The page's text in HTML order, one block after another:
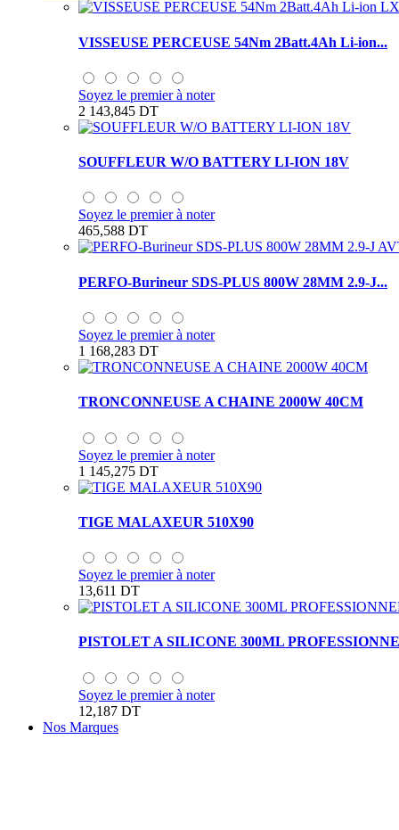
VISSEUSE PERCEUSE 54Nm 2Batt.4Ah Li-ion...
Soyez le premier à noter
2 143,845 DT
SOUFFLEUR W/O BATTERY LI-ION 18V
Soyez le premier à noter
465,588 DT
PERFO-Burineur SDS-PLUS 800W 28MM 2.9-J...
Soyez le premier à noter
1 168,283 DT
TRONCONNEUSE A CHAINE 2000W 40CM
Soyez le premier à noter
1 145,275 DT
TIGE MALAXEUR 510X90
Soyez le premier à noter
13,611 DT
PISTOLET A SILICONE 300ML
Soyez le premier à noter
12,187 DT
Nos Marques